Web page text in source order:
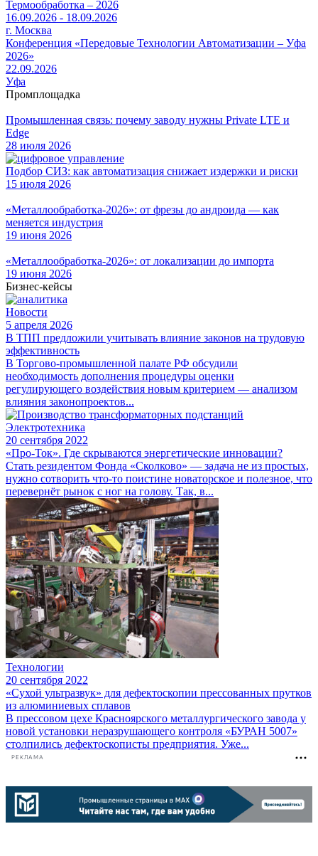
Термообработка – 2026
16.09.2026 - 18.09.2026
г. Москва
Конференция «Передовые Технологии Автоматизации – Уфа
2026»
22.09.2026
Уфа
Промплощадка
Промышленная связь: почему заводу нужны Private LTE и
Edge
28 июля 2026
Подбор СИЗ: как автоматизация снижает издержки и риски
15 июля 2026
«Металлообработка-2026»: от фрезы до андроида — как
меняется индустрия
19 июня 2026
«Металлообработка-2026»: от локализации до импорта
19 июня 2026
Бизнес-кейсы
Новости
5 апреля 2026
В ТПП предложили учитывать влияние законов на трудовую
эффективность
В Торгово-промышленной палате РФ обсудили
необходимость дополнения процедуры оценки
регулирующего воздействия новым критерием — анализом
влияния законопроектов...
Электротехника
20 сентября 2022
«Про-Ток». Где скрываются энергетические инновации?
Стать резидентом Фонда «Сколково» — задача не из простых,
нужно сотворить что-то поистине новаторское и полезное, что
перевернёт рынок с ног на голову. Так, в...
Технологии
20 сентября 2022
«Сухой ультразвук» для дефектоскопии прессованных прутков
из алюминиевых сплавов
В прессовом цехе Красноярского металлургического завода у
новой установки неразрушающего контроля «БУРАН 5007»
столпились дефектоскописты предприятия. Уже...
РЕКЛАМА